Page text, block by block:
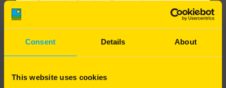
Consent Details About
This website uses cookies
Fin, dense et solide
12€29TTC
Gazons chez Barenbrug France, présente les
différentes interventions mécaniques à réaliser sur
Les interventions mécaniques sont indispensables
préserver durablement la qualité du sol et